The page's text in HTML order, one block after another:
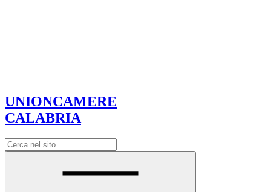
UNIONCAMERE
CALABRIA